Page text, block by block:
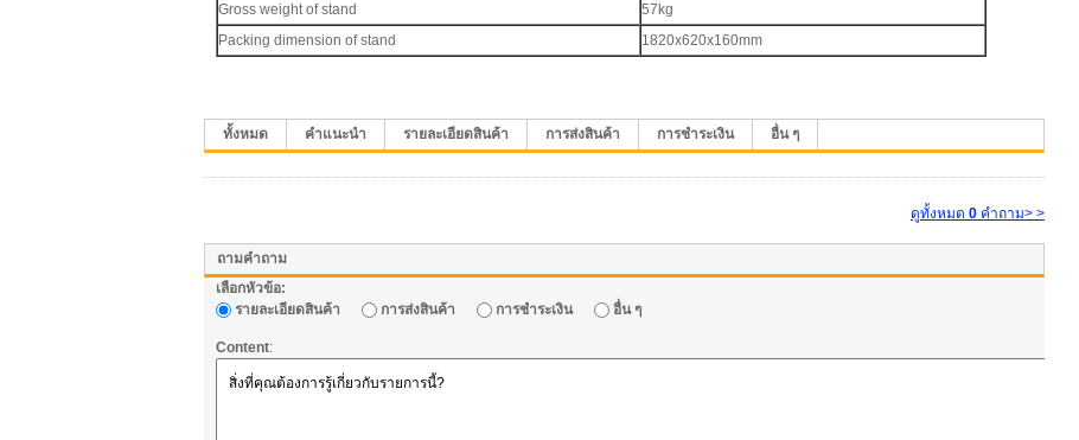
Gross weight of stand
57kg
Packing dimension of stand
1820x620x160mm
ทั้งหมด คำแนะนำ รายละเอียดสินค้า การส่งสินค้า การชำระเงิน อื่น ๆ
ดูทั้งหมด 0 คำถาม> >
ถามคำถาม
เลือกหัวข้อ:
รายละเอียดสินค้า
การส่งสินค้า การชำระเงิน อื่น ๆ
Content: